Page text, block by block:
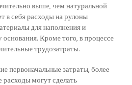
выше, чем натуральной
в себя расходы на рулоны
для наполнения и
Кроме того, в процессе
трудозатраты.
первоначальные затраты, более
расходы могут сделать